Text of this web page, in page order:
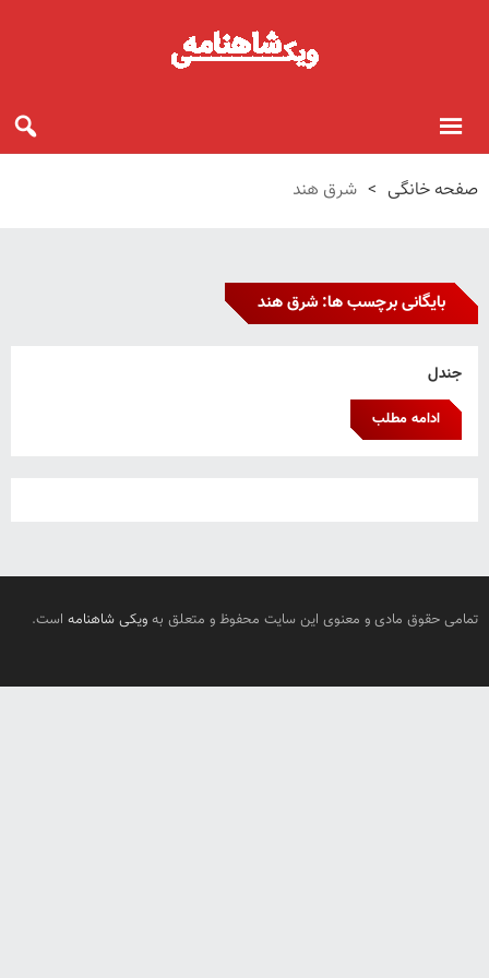
صفحه خانگی > شرق هند
بایگانی برچسب ها: شرق هند
جندل
ادامه مطلب
تمامی حقوق مادی و معنوی این سایت محفوظ و متعلق به ویکی شاهنامه است.